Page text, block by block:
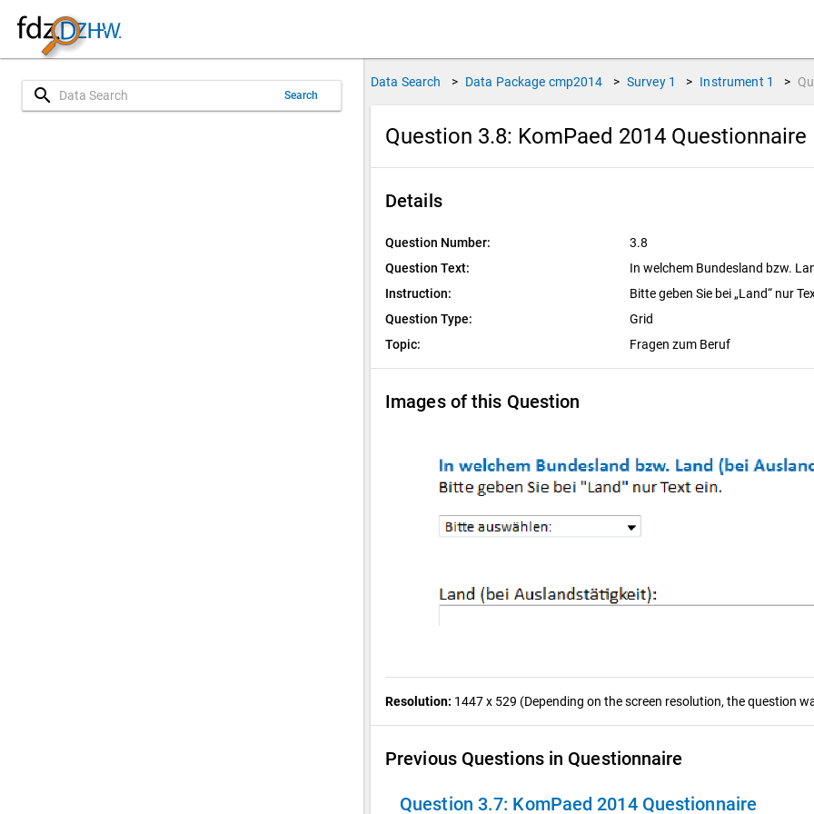
search Search
Data Search > Data Package cmp2014 > Survey 1 > Instrument 1 >
Question 3.8: KomPaed 2014 Questionnaire
Details
Question Number:
3.8
Question Text:
In welchem Bundesland bzw.
Instruction:
Bitte geben Sie bei „Land“ nur
Question Type:
Grid
Topic:
Fragen zum Beruf
Images of this Question
Resolution: 1447 x 529 (Depending on the screen resolution, the question
Previous Questions in Questionnaire
Question 3.7: KomPaed 2014 Questionnaire